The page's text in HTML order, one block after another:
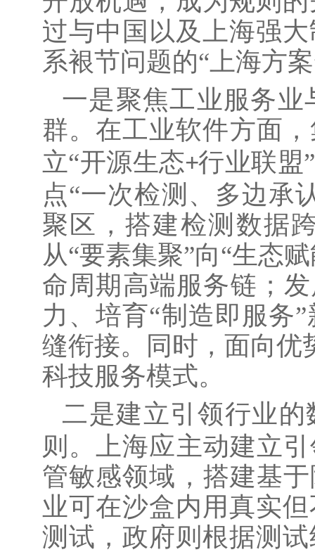
过与中国以及上海强
系裉节问题的“上海方
一是聚焦工业服务
群。在工业软件方面
立“开源生态+行业联盟
点“一次检测、多边承
聚区，搭建检测数据
从“要素集聚”向“生态
命周期高端服务链；
力、培育“制造即服务
缝衔接。同时，面向优
科技服务模式。
二是建立引领行业
则。上海应主动建立
管敏感领域，搭建基
业可在沙盒内用真实
测试，政府则根据测